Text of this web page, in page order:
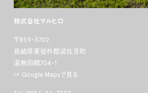
株式会社マルヒロ
〒859-3702
長崎県東彼杵郡波佐見町
湯無田郷704-1
☞ Google Mapsで見る